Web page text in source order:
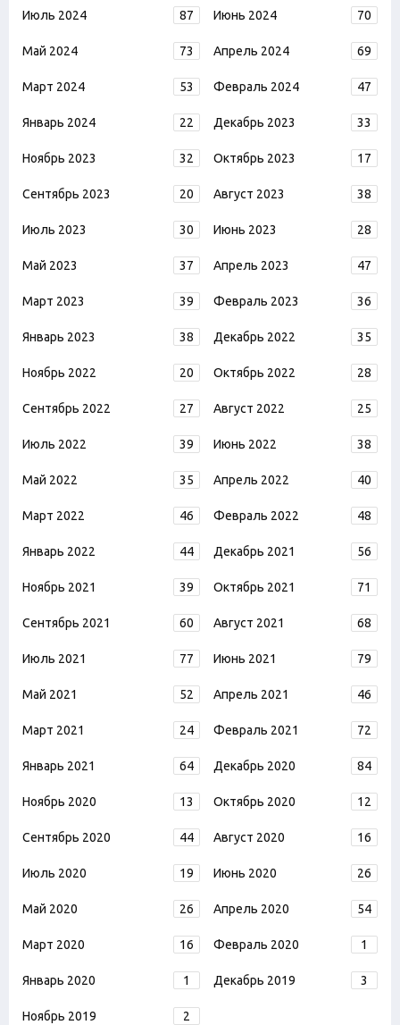
Июль 2024 87 Июнь 2024 70
Май 2024 73 Апрель 2024 69
Март 2024 53 Февраль 2024 47
Январь 2024 22 Декабрь 2023 33
Ноябрь 2023 32 Октябрь 2023 17
Сентябрь 2023 20 Август 2023 38
Июль 2023 30 Июнь 2023 28
Май 2023 37 Апрель 2023 47
Март 2023 39 Февраль 2023 36
Январь 2023 38 Декабрь 2022 35
Ноябрь 2022 20 Октябрь 2022 28
Сентябрь 2022 27 Август 2022 25
Июль 2022 39 Июнь 2022 38
Май 2022 35 Апрель 2022 40
Март 2022 46 Февраль 2022 48
Январь 2022 44 Декабрь 2021 56
Ноябрь 2021 39 Октябрь 2021 71
Сентябрь 2021 60 Август 2021 68
Июль 2021 77 Июнь 2021 79
Май 2021 52 Апрель 2021 46
Март 2021 24 Февраль 2021 72
Январь 2021 64 Декабрь 2020 84
Ноябрь 2020 13 Октябрь 2020 12
Сентябрь 2020 44 Август 2020 16
Июль 2020 19 Июнь 2020 26
Май 2020 26 Апрель 2020 54
Март 2020 16 Февраль 2020 1
Январь 2020 1 Декабрь 2019 3
Ноябрь 2019 2